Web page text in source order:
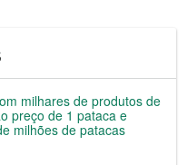
milhares de produtos de
preço de 1 pataca e
milhões de patacas